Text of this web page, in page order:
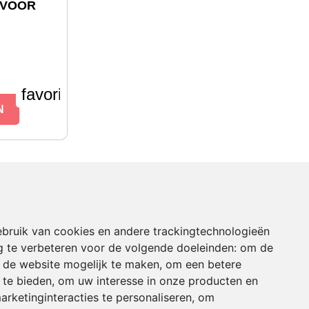
van cookies en andere trackingtechnologieën
te verbeteren voor de volgende doeleinden: om de
website mogelijk te maken, om een betere
bieden, om uw interesse in onze producten en
te personaliseren, om
favorite_border
WINKEL INFORMATIE
Wispa Tractorboeken
Langeboomsestraat 12
7046 AA Vethuizen
Nederland